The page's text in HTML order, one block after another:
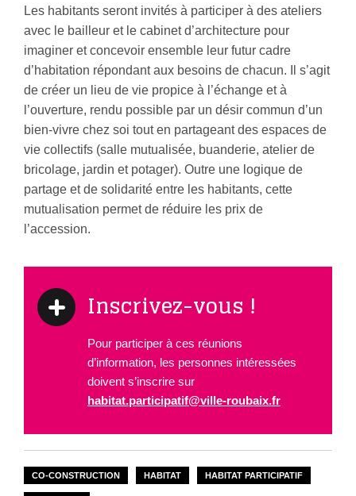
Les habitants seront invités à participer à des ateliers
avec le bailleur et le cabinet d’architecture pour
imaginer et concevoir ensemble leur futur cadre
d’habitation répondant aux besoins de chacun. Il s’agit
de créer un lieu de vie propice à l’échange et à
l’ouverture, rendu possible par un désir commun d’un
bien-vivre chez soi tout en partageant des espaces de
vie collectifs (salle mutualisée, buanderie, atelier de
bricolage, jardin et potager). Outre une logique de
partage et de solidarité entre les habitants, cette
mutualisation permet de réduire les prix de
l’accession.
Inscrivez-vous !
Pour participer à ces réunions
d’information, les personnes intéressées
doivent s’inscrire sur
habitat.participatif@ville-roubaix.fr
CO-CONSTRUCTION HABITAT HABITAT PARTICIPATIF